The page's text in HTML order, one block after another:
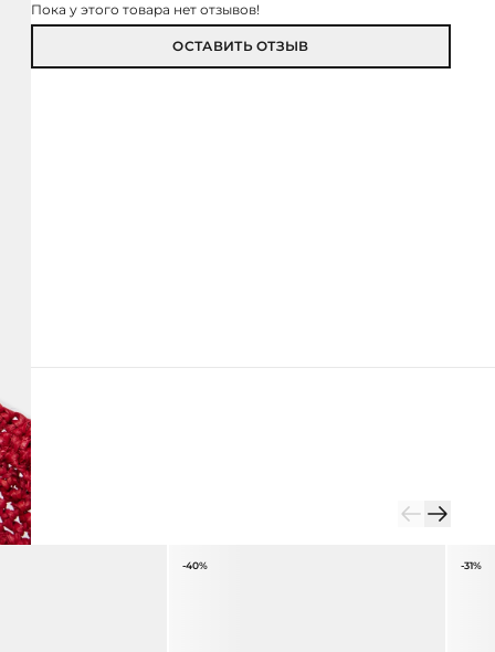
Пока у этого товара нет отзывов!
ОСТАВИТЬ ОТЗЫВ
-40% -31%